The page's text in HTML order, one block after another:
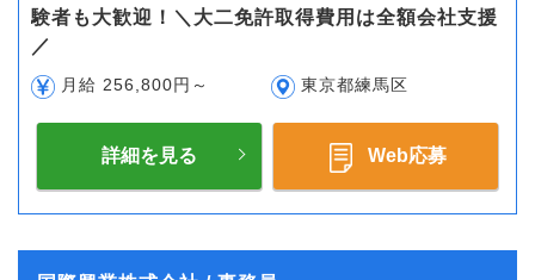
験者も大歓迎！＼大二免許取得費用は全額会社支援
／
月給 256,800円～ 東京都練馬区
詳細を見る Web応募